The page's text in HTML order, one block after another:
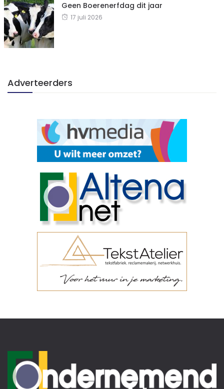
Geen Boerenerfdag dit jaar
17 juli 2026
Adverteerders